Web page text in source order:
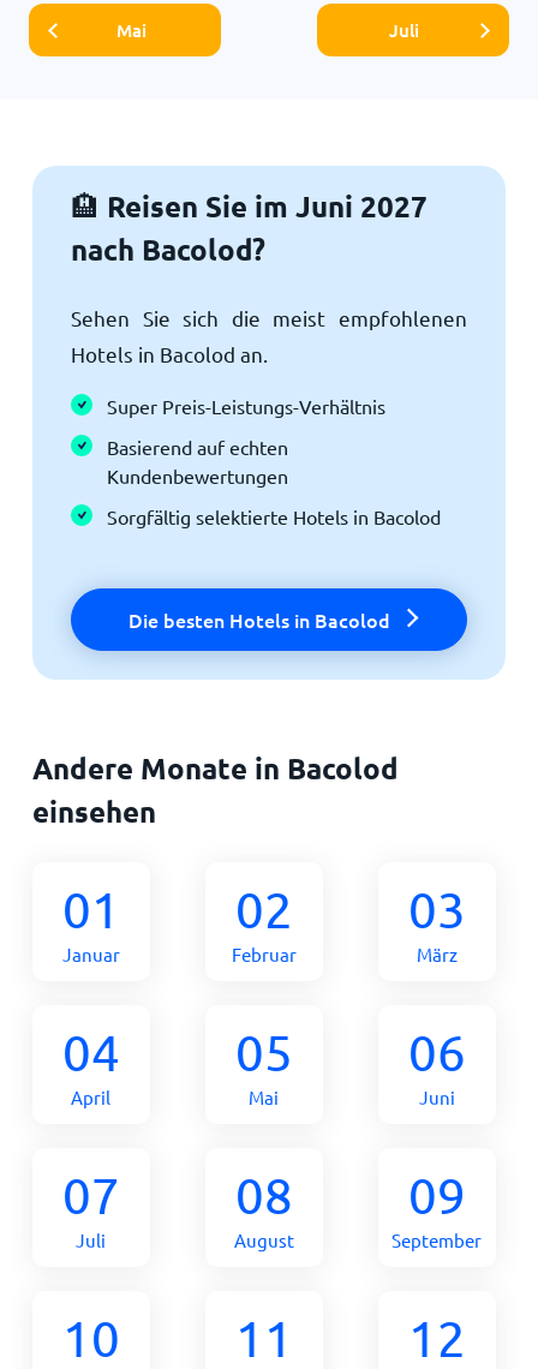
Mai Juli
🏨 Reisen Sie im Juni 2027
nach Bacolod?
Sehen Sie sich die meist empfohlenen
Hotels in Bacolod an.
Super Preis-Leistungs-Verhältnis
Basierend auf echten
Kundenbewertungen
Sorgfältig selektierte Hotels in Bacolod
Die besten Hotels in Bacolod
Andere Monate in Bacolod
einsehen
01
Januar
02
Februar
03
März
04
April
05
Mai
06
Juni
07
Juli
08
August
09
September
10 11 12